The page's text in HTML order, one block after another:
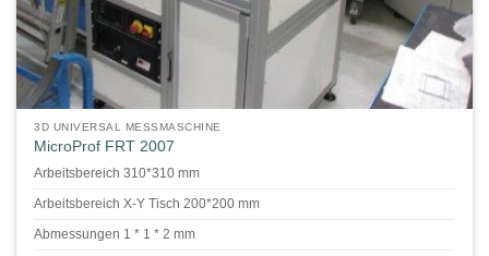
3D UNIVERSAL MESSMASCHINE
MicroProf FRT 2007
Arbeitsbereich 310*310 mm
Arbeitsbereich X-Y Tisch 200*200 mm
Abmessungen 1 * 1 * 2 mm